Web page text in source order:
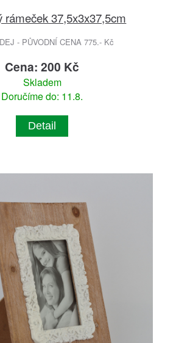
rámeček 37,5x3x37,5cm
- PŮVODNÍ CENA 775.- Kč
Cena: 200 Kč
Skladem
Doručíme do: 11.8.
Detail